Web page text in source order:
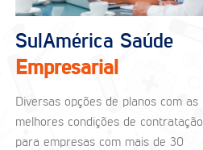
SulAmérica Saúde
Empresarial
Diversas opções de planos com as
melhores condições de contratação
para empresas com mais de 30